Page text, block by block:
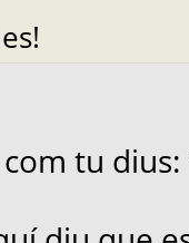
com tu